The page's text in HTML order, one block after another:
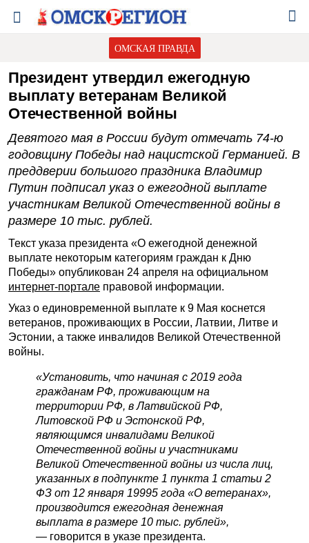
ОМСКАЯ ПРАВДА
Президент утвердил ежегодную
выплату ветеранам Великой
Отечественной войны
Девятого мая в России будут отмечать 74-ю
годовщину Победы над нацистской Германией. В
преддверии большого праздника Владимир
Путин подписал указ о ежегодной выплате
участникам Великой Отечественной войны в
размере 10 тыс. рублей.
Текст указа президента «О ежегодной денежной
выплате некоторым категориям граждан к Дню
Победы» опубликован 24 апреля на официальном
интернет-портале правовой информации.
Указ о единовременной выплате к 9 Мая коснется
ветеранов, проживающих в России, Латвии, Литве и
Эстонии, а также инвалидов Великой Отечественной
войны.
«Установить, что начиная с 2019 года
гражданам РФ, проживающим на
территории РФ, в Латвийской РФ,
Литовской РФ и Эстонской РФ,
являющимся инвалидами Великой
Отечественной войны и участниками
Великой Отечественной войны из числа лиц,
указанных в подпункте 1 пункта 1 статьи 2
ФЗ от 12 января 19995 года «О ветеранах»,
производится ежегодная денежная
выплата в размере 10 тыс. рублей»,
— говорится в указе президента.